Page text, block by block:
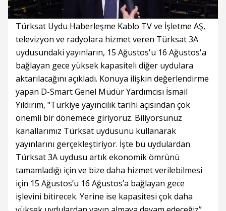
Süre
Yüklendi :
0%
Yükleniyor:
0%
Türksat Uydu Haberleşme Kablo TV ve İşletme AŞ,
televizyon ve radyolara hizmet veren Türksat 3A
uydusundaki yayınların, 15 Ağustos'u 16 Ağustos'a
bağlayan gece yüksek kapasiteli diğer uydulara
aktarılacağını açıkladı. Konuya ilişkin değerlendirme
yapan D-Smart Genel Müdür Yardımcısı İsmail
Yıldırım, "Türkiye yayıncılık tarihi açısından çok
önemli bir dönemece giriyoruz. Biliyorsunuz
kanallarımız Türksat uydusunu kullanarak
yayınlarını gerçekleştiriyor. İşte bu uydulardan
Türksat 3A uydusu artık ekonomik ömrünü
tamamladığı için ve bize daha hizmet verilebilmesi
için 15 Ağustos’u 16 Ağustos’a bağlayan gece
işlevini bitirecek. Yerine ise kapasitesi çok daha